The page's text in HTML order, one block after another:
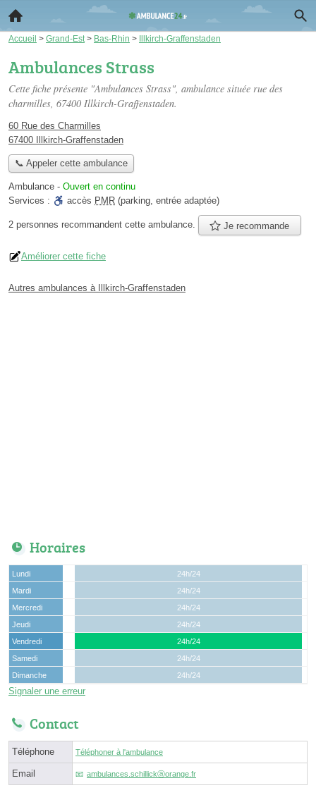
Accueil > Grand-Est > Bas-Rhin > Illkirch-Graffenstaden
Ambulances Strass
Cette fiche présente "Ambulances Strass", ambulance située rue des
charmilles, 67400 Illkirch-Graffenstaden.
60 Rue des Charmilles
67400 Illkirch-Graffenstaden
📞 Appeler cette ambulance
Ambulance - Ouvert en continu
Services :
accès PMR (parking, entrée adaptée)
2 personnes recommandent cette ambulance. Je recommande
Améliorer cette fiche
Autres ambulances à Illkirch-Graffenstaden
Horaires
Lundi
24h/24
Mardi
24h/24
Mercredi
24h/24
Jeudi
24h/24
Vendredi
24h/24
Samedi
24h/24
Dimanche
24h/24
Signaler une erreur
Contact
Téléphone Téléphoner à l'ambulance
Email ambulances.schillickⓐorange.fr